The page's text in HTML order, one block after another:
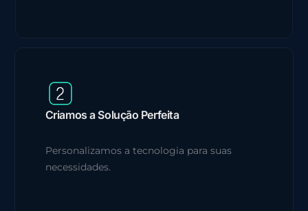
Criamos a Solução Perfeita
Personalizamos a tecnologia para suas
necessidades.